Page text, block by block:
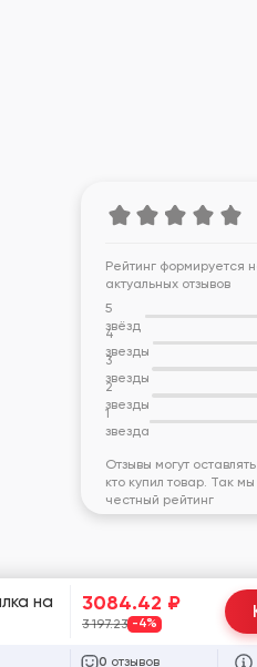
Рейтинг формируется
актуальных отзывов
5
звёзд
4
звезды
3
звезды
2
звезды
1
звезда
Отзывы могут оставлять
кто купил товар. Так
честный рейтинг
на
3084.42 ₽
3 197.23 -4%
0 отзывов